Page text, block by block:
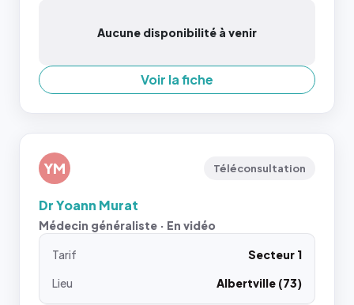
Aucune disponibilité à venir
Voir la fiche
YM Téléconsultation
Dr Yoann Murat
Médecin généraliste · En vidéo
Tarif
Secteur 1
Lieu
Albertville (73)